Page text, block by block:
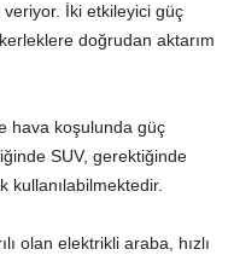
veriyor. İki etkileyici güç
doğrudan aktarım
hava koşulunda güç
SUV, gerektiğinde
kullanılabilmektedir.
olan elektrikli araba, hızlı